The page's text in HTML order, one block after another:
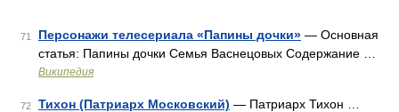
71 Персонажи телесериала «Папины дочки» — Основная
статья: Папины дочки Семья Васнецовых Содержание …
Википедия
72 Тихон (Патриарх Московский) — Патриарх Тихон …